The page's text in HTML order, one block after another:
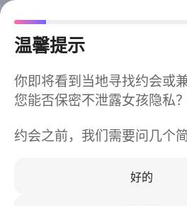
温馨提示
你即将看到当地寻找约会或
您能否保密不泄露女孩隐私？
约会之前，我们需要问几个
好的
今晚不再
同城快速匹配，马上认